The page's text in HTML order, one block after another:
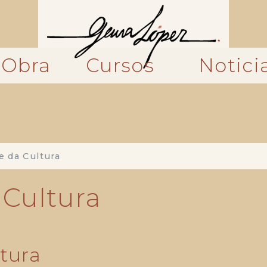
Obra Cursos
da Cultura